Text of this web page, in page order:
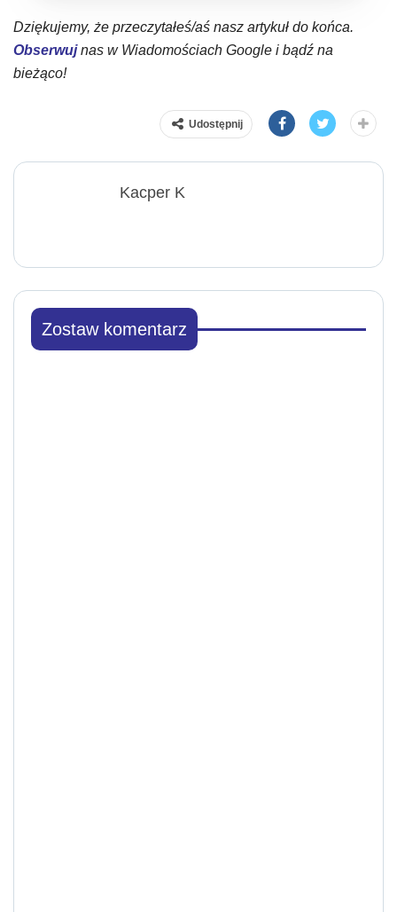
Dziękujemy, że przeczytałeś/aś nasz artykuł do końca.
Obserwujnas w Wiadomościach Google i bądź na
bieżąco!
Udostępnij
Kacper K
Zostaw komentarz